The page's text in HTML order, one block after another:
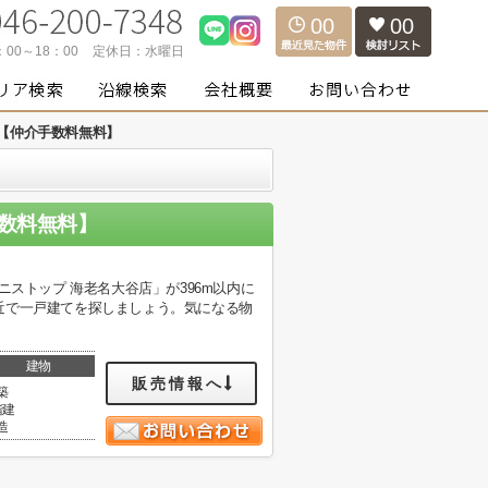
00～18：00 定休日： 水曜日
00 00
介手数料無料】
無料】
ストップ 海老名大谷店」が396m以内に
一戸建てを探しましょう。気になる物
建物
建
販売情報へ